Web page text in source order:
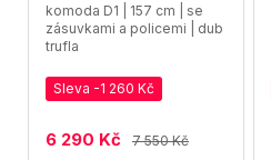
komoda D1 | 157 cm | se
zásuvkami a policemi | dub
trufla
Sleva -1 260 Kč
6 290 Kč 7 550 Kč